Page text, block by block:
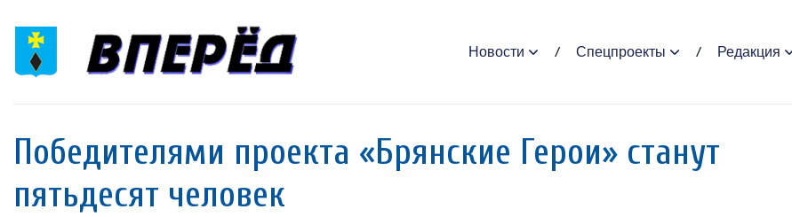
Новости Спецпроекты Редакция
Победителями проекта «Брянские Герои» станут
пятьдесят человек